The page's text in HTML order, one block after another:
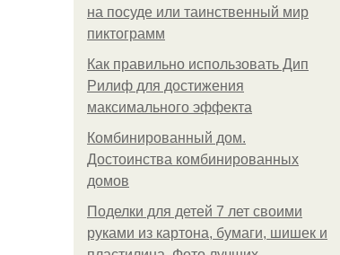
на посуде или таинственный мир
пиктограмм
Как правильно использовать Дип
Рилиф для достижения
максимального эффекта
Комбинированный дом.
Достоинства комбинированных
домов
Поделки для детей 7 лет своими
руками из картона, бумаги, шишек и